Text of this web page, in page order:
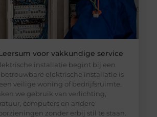
voor vakkundige service
installatie begint bij een
elektrische installatie is
veilige woning of bedrijfsruimte.
we gebruik van verlichting,
computers en andere
zonder erbij stil te staan.